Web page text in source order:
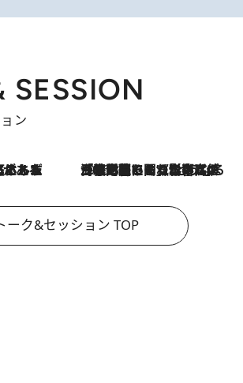
SESSION
ン
2026.8.3
「住宅建てられない…」「サーチャージ料の高値が続いている」ホルムズ海峡封鎖による影響はいつまで続く？《エネルギー専門家に聞く“どうなる日本の暮らし”》
ーク&セッション TOP